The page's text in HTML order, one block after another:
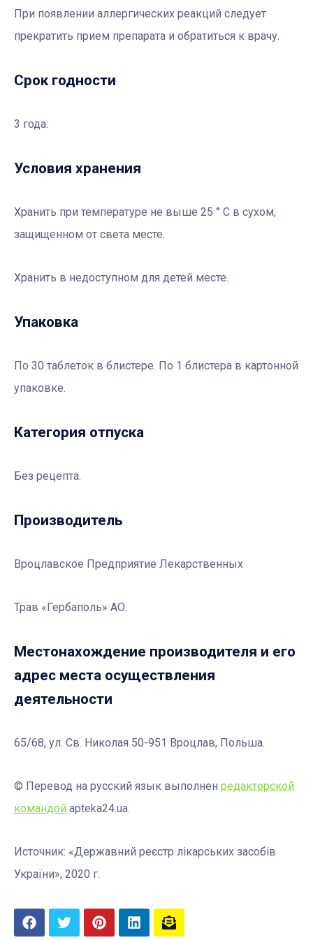
При появлении аллергических реакций следует
прекратить прием препарата и обратиться к врачу.
Срок годности
3 года.
Условия хранения
Хранить при температуре не выше 25 ° С в сухом,
защищенном от света месте.
Хранить в недоступном для детей месте.
Упаковка
По 30 таблеток в блистере. По 1 блистера в картонной
упаковке.
Категория отпуска
Без рецепта.
Производитель
Вроцлавское Предприятие Лекарственных
Трав «Гербаполь» АО.
Местонахождение производителя и его
адрес места осуществления
деятельности
65/68, ул. Св. Николая 50-951 Вроцлав, Польша.
© Перевод на русский язык выполнен редакторской
командой apteka24.ua.
Источник: «Державний реєстр лікарських засобів
України», 2020 г.